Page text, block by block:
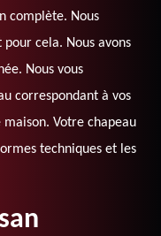
complète. Nous
cela. Nous avons
Nous vous
correspondant à vos
Votre chapeau
techniques et les